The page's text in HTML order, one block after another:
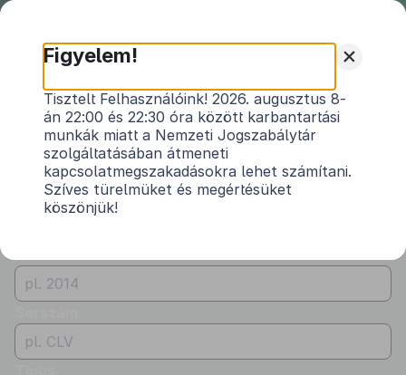
Önkormányzati
rendeletek
Önkormányzati rendeletek
Vármegye
Jász-Nagykun-Szolnok
Kibocsátó
Nagykörű Községi Önkormányzat
+
Figyelem!
Tisztelt Felhasználóink! 2026. augusztus 8-
án 22:00 és 22:30 óra között karbantartási
munkák miatt a Nemzeti Jogszabálytár
szolgáltatásában átmeneti
kapcsolatmegszakadásokra lehet számítani.
Szíves türelmüket és megértésüket
köszönjük!